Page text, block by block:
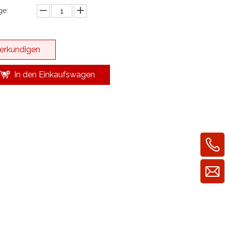
erkundigen
In den Einkaufswagen